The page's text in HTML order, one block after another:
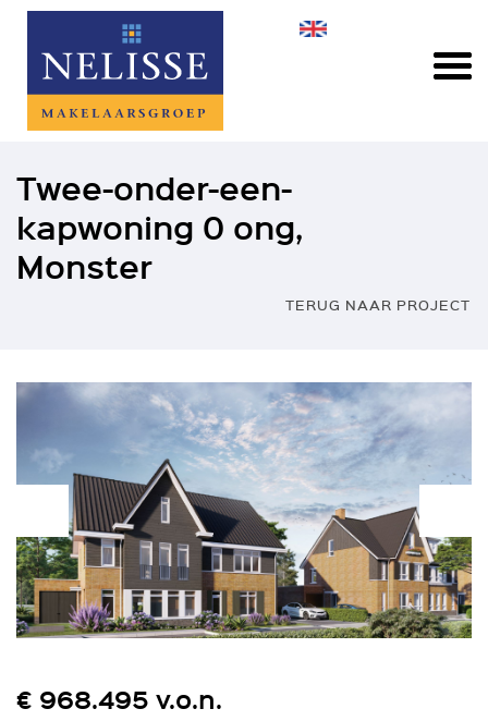
Twee-onder-een-
kapwoning 0 ong,
Monster
TERUG NAAR PROJECT
€ 968.495 v.o.n.